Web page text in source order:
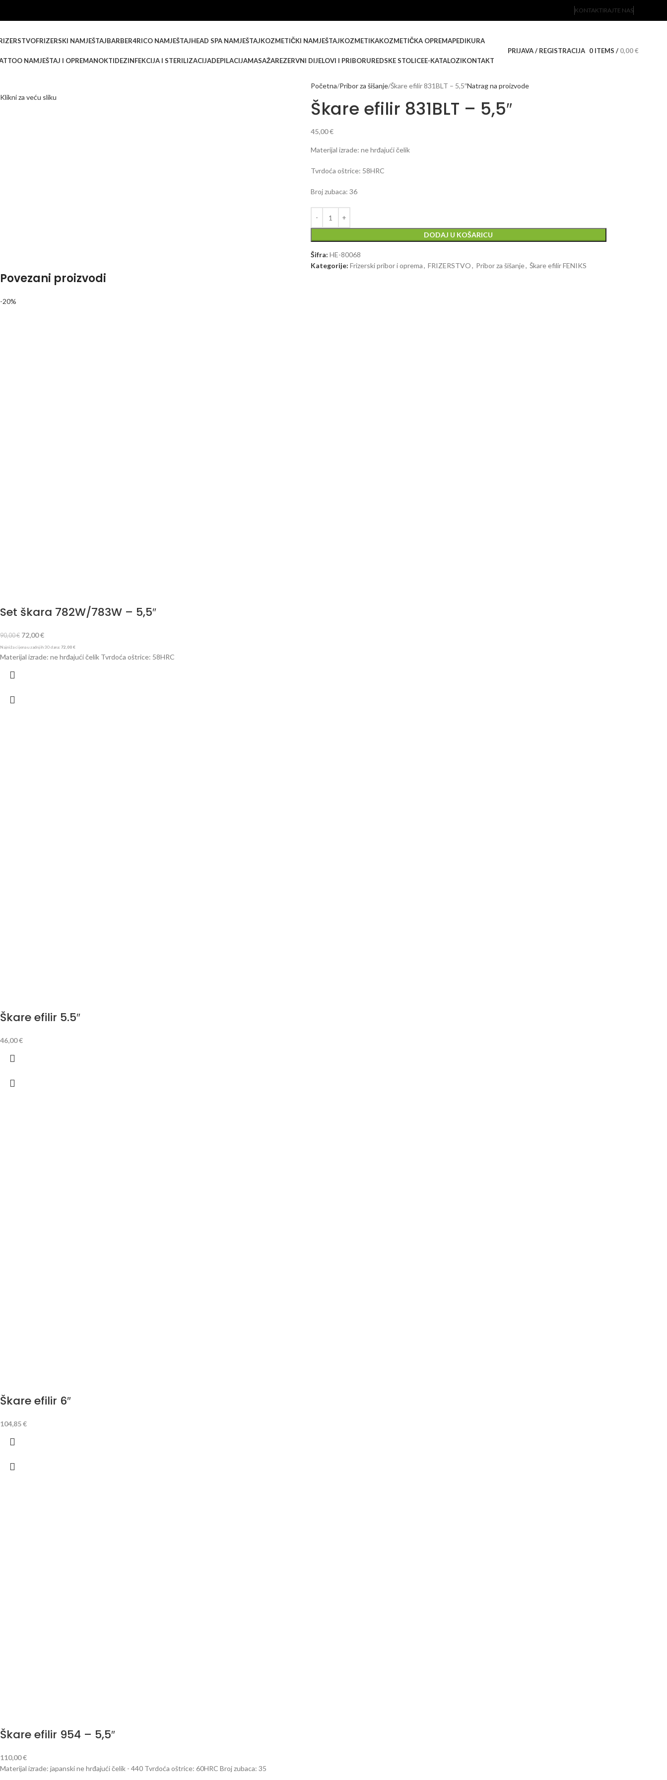
KONTAKTIRAJTE NAS
FRIZERSKI NAMJEŠTAJBARBER4RICO NAMJEŠTAJHEAD SPA NAMJEŠTAJKOZMETIČKI NAMJEŠTAJKOZMETIKAKOZMETIČKA OPREMAPEDIKURA
NAMJEŠTAJ I OPREMANOKTIDEZINFEKCIJA I STERILIZACIJADEPILACIJAMASAŽAREZERVNI DIJELOVI I PRIBORUREDSKE STOLICEE-KATALOZIKONTAKT
PRIJAVA / REGISTRACIJA 0 ITEMS / 0,00€
Klikni za veću sliku
Početna Pribor za šišanje Škare efilir 831BLT – 5,5″Natrag na proizvode
Škare efilir 831BLT – 5,5″
45,00€
Materijal izrade: ne hrđajući čelik
Tvrdoća oštrice: 58HRC
Broj zubaca: 36
DODAJ U KOŠARICU
Šifra: HE-80068
Kategorije: Frizerski pribor i oprema, FRIZERSTVO, Pribor za šišanje, Škare efilir FENIKS
Povezani proizvodi
-20%
Set škara 782W/783W – 5,5″
90,00€ 72,00€
Najniža cijena u zadnjih 30 dana: 72,00 €
Materijal izrade: ne hrđajući čelik Tvrdoća oštrice: 58HRC
Škare efilir 5.5″
46,00€
Škare efilir 6″
104,85€
Škare efilir 954 – 5,5″
110,00€
Materijal izrade: japanski ne hrđajući čelik - 440 Tvrdoća oštrice: 60HRC Broj zubaca: 35